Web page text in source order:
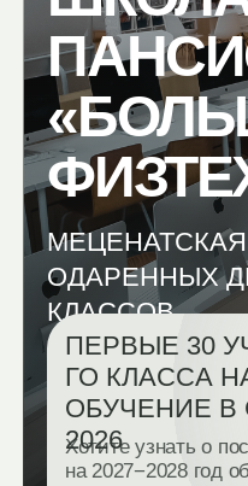
МЕЦЕНАТСКАЯ
ОДАРЕННЫХ ДЕТЕЙ
КЛАССОВ
«
ФИЗТЕХ»
ПЕРВЫЕ 30
ГО КЛАССА
ОБУЧЕНИЕ В
2026
Хотите узнать о
на 2027−2028 год
ХОЧУ УЗНАТЬ